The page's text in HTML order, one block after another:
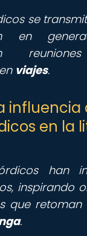
se
en
reuniones
viajes.
influencia
en la
han
inspirando
que retoman
.